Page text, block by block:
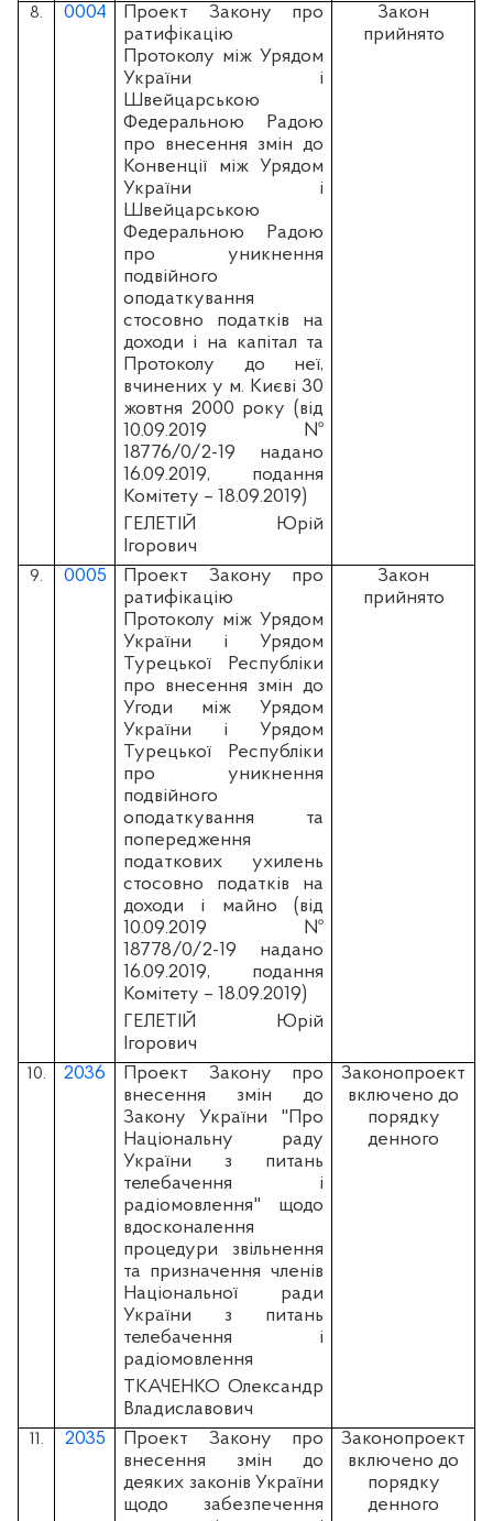
8. 0004
Проект Закону про
ратифікацію
Протоколу між Урядом
України і
Швейцарською
Федеральною Радою
про внесення змін до
Конвенції між Урядом
України і
Швейцарською
Федеральною Радою
про уникнення
подвійного
оподаткування
стосовно податків на
доходи і на капітал та
Протоколу до неї,
вчинених у м. Києві 30
жовтня 2000 року (вiд
10.09.2019 №
18776/0/2-19 надано
16.09.2019, подання
Комітету – 18.09.2019)
ГЕЛЕТІЙ Юрій
Ігорович
Закон
прийнято
9. 0005
Проект Закону про
ратифікацію
Протоколу між Урядом
України і Урядом
Турецької Республіки
про внесення змін до
Угоди між Урядом
України і Урядом
Турецької Республіки
про уникнення
подвійного
оподаткування та
попередження
податкових ухилень
стосовно податків на
доходи і майно (вiд
10.09.2019 №
18778/0/2-19 надано
16.09.2019, подання
Комітету – 18.09.2019)
ГЕЛЕТІЙ Юрій
Ігорович
Закон
прийнято
10. 2036
Проект Закону про
внесення змін до
Закону України "Про
Національну раду
України з питань
телебачення і
радіомовлення" щодо
вдосконалення
процедури звільнення
та призначення членів
Національної ради
України з питань
телебачення і
радіомовлення
ТКАЧЕНКО Олександр
Владиславович
Законопроект
включено до
порядку
денного
11. 2035
Проект Закону про
внесення змін до
деяких законів України
щодо забезпечення
Законопроект
включено до
порядку
денного